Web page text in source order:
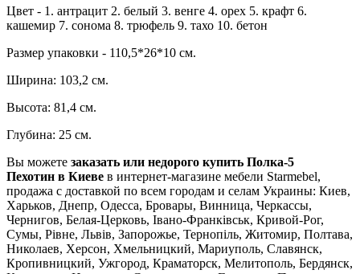
Цвет - 1. антрацит 2. белый 3. венге 4. орех 5. крафт 6.
кашемир 7. сонома 8. трюфель 9. тахо 10. бетон
Размер упаковки - 110,5*26*10 см.
Ширина: 103,2 см.
Высота: 81,4 см.
Глубина: 25 см.
Вы можете заказать или недорого купить Полка-5
Пехотин в Киеве в интернет-магазине мебели Starmebel,
продажа с доставкой по всем городам и селам Украины: Киев,
Харьков, Днепр, Одесса, Бровары, Винница, Черкассы,
Чернигов, Белая-Церковь, Івано-Франківськ, Кривой-Рог,
Сумы, Рівне, Львів, Запорожье, Тернопіль, Житомир, Полтава,
Николаев, Херсон, Хмельницкий, Мариуполь, Славянск,
Кропивницкий, Ужгород, Краматорск, Мелитополь, Бердянск,